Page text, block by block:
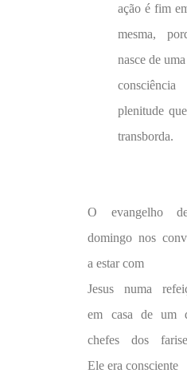
ação é fim
mesma,
nasce de uma
consciência
plenitude
transborda.
O evangelho
domingo nos
a estar com
Jesus numa
em casa de um
chefes dos
Ele era consciente